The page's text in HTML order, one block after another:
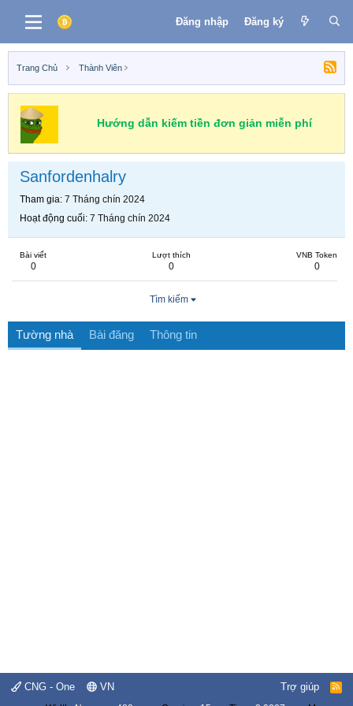
Đăng nhập Đăng ký
Trang Chủ Thành Viên
Hướng dẫn kiếm tiền đơn giản miễn phí
Sanfordenhalry
Tham gia 7 Tháng chín 2024
Hoạt động cuối 7 Tháng chín 2024
Bài viết
0
Lượt thích
0
VNB Token
0
Tìm kiếm
Tường nhà Bài đăng Thông tin
CNG - One VN Trợ giúp
R